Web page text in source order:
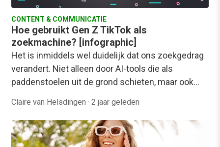
CONTENT & COMMUNICATIE
Hoe gebruikt Gen Z TikTok als
zoekmachine? [infographic]
Het is inmiddels wel duidelijk dat ons zoekgedrag
verandert. Niet alleen door AI-tools die als
paddenstoelen uit de grond schieten, maar ook…
Claire van Helsdingen · 2 jaar geleden